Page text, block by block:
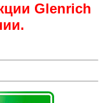
Glenrich